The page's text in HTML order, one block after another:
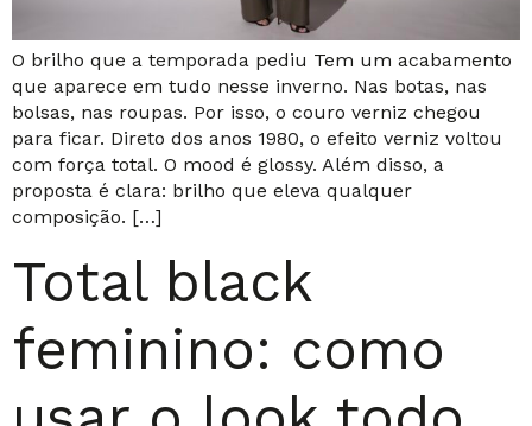
O brilho que a temporada pediu Tem um acabamento
que aparece em tudo nesse inverno. Nas botas, nas
bolsas, nas roupas. Por isso, o couro verniz chegou
para ficar. Direto dos anos 1980, o efeito verniz voltou
com força total. O mood é glossy. Além disso, a
proposta é clara: brilho que eleva qualquer
composição. […]
Total black
feminino: como